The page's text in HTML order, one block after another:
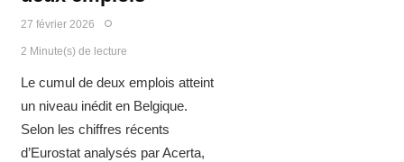
27 février 2026
2 Minute(s) de lecture
Le cumul de deux emplois atteint
un niveau inédit en Belgique.
Selon les chiffres récents
d’Eurostat analysés par Acerta,